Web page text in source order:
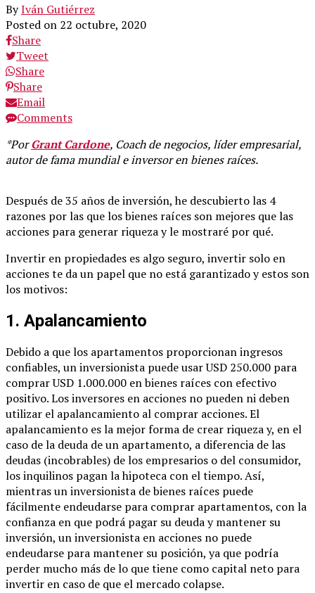
ByIván Gutiérrez
Posted on 22 octubre, 2020
Share
Tweet
Share
Share
Email
Comments
*PorGrant Cardone, Coach de negocios, líder empresarial,
autor de fama mundial e inversor en bienes raíces.
Después de 35 años de inversión, he descubierto las 4
razones por las que los bienes raíces son mejores que las
acciones para generar riqueza y le mostraré por qué.
Invertir en propiedades es algo seguro, invertir solo en
acciones te da un papel que no está garantizado y estos son
los motivos:
1. Apalancamiento
Debido a que los apartamentos proporcionan ingresos
confiables, un inversionista puede usar USD 250.000 para
comprar USD 1.000.000 en bienes raíces con efectivo
positivo. Los inversores en acciones no pueden ni deben
utilizar el apalancamiento al comprar acciones. El
apalancamiento es la mejor forma de crear riqueza y, en el
caso de la deuda de un apartamento, a diferencia de las
deudas (incobrables) de los empresarios o del consumidor,
los inquilinos pagan la hipoteca con el tiempo. Así,
mientras un inversionista de bienes raíces puede
fácilmente endeudarse para comprar apartamentos, con la
confianza en que podrá pagar su deuda y mantener su
inversión, un inversionista en acciones no puede
endeudarse para mantener su posición, ya que podría
perder mucho más de lo que tiene como capital neto para
invertir en caso de que el mercado colapse.